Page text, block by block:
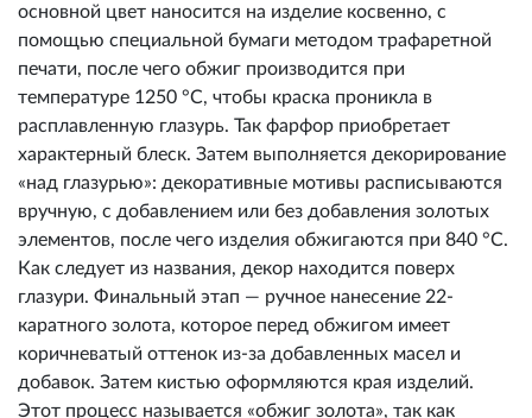
основной цвет наносится на изделие косвенно, с
помощью специальной бумаги методом трафаретной
печати, после чего обжиг производится при
температуре 1250 °C, чтобы краска проникла в
расплавленную глазурь. Так фарфор приобретает
характерный блеск. Затем выполняется декорирование
«над глазурью»: декоративные мотивы расписываются
вручную, с добавлением или без добавления золотых
элементов, после чего изделия обжигаются при 840 °C.
Как следует из названия, декор находится поверх
глазури. Финальный этап — ручное нанесение 22-
каратного золота, которое перед обжигом имеет
коричневатый оттенок из-за добавленных масел и
добавок. Затем кистью оформляются края изделий.
Этот процесс называется «обжиг золота», так как